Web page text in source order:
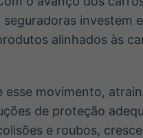
investem
alinhados às
movimento,
de proteção
e roubos,